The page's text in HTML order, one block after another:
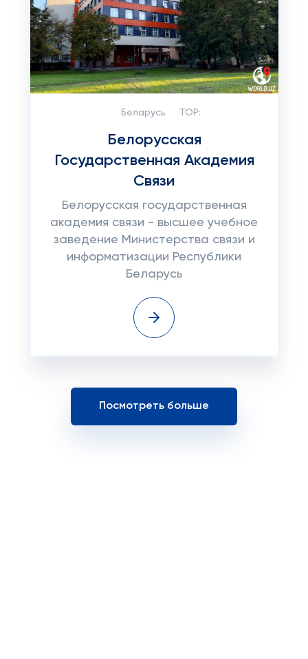
Беларусь TOP:
Белорусская
Государственная Академия
Связи
Белорусская государственная
академия связи - высшее учебное
заведение Министерства связи и
информатизации Республики
Беларусь
Посмотреть больше